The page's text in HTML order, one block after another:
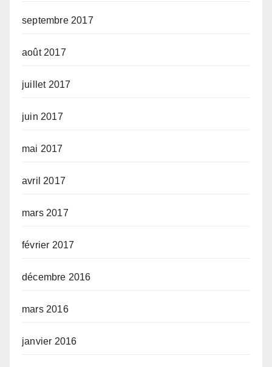
septembre 2017
août 2017
juillet 2017
juin 2017
mai 2017
avril 2017
mars 2017
février 2017
décembre 2016
mars 2016
janvier 2016